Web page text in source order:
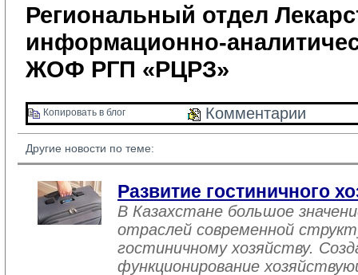
Региональный отдел
информационно-
ЖОФ РГП «РЦРЗ»
Копировать в блог Комментарии
Другие новости по теме:
Развитие гостиничного
В Казахстане большое
отраслей современной
гостиничному хозяйству.
функционирование